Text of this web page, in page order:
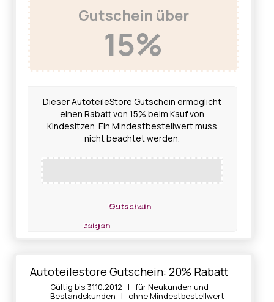
Gutschein über
15%
Dieser AutoteileStore Gutschein ermöglicht
einen Rabatt von 15% beim Kauf von
Kindesitzen. Ein Mindestbestellwert muss
nicht beachtet werden.
Gutschein
zeigen
Autoteilestore Gutschein: 20% Rabatt
Gültig bis 31.10.2012 | für Neukunden und
Bestandskunden | ohne Mindestbestellwert